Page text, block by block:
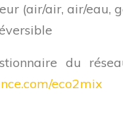
(air/air, air/eau,
du
eco2mix